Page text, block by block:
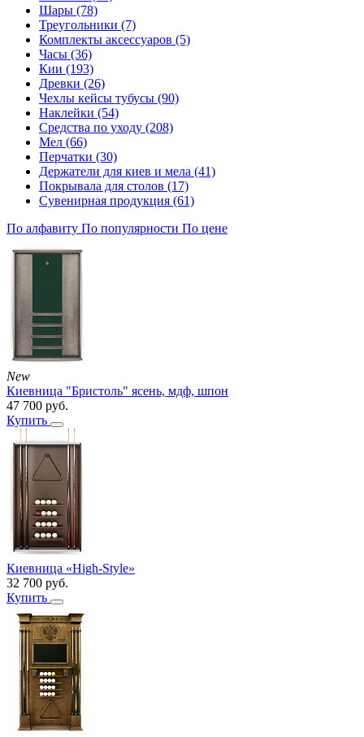
Шары (78)
Треугольники (7)
Комплекты аксессуаров (5)
Часы (36)
Кии (193)
Древки (26)
Чехлы кейсы тубусы (90)
Наклейки (54)
Средства по уходу (208)
Мел (66)
Перчатки (30)
Держатели для киев и мела (41)
Покрывала для столов (17)
Сувенирная продукция (61)
По алфавиту По популярности По цене
New
Киевница "Бристоль" ясень, мдф, шпон
47 700 руб.
Купить
Киевница «High-Style»
32 700 руб.
Купить